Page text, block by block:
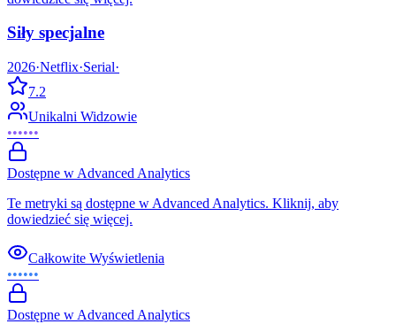
Siły specjalne
2026·Netflix·Serial·
7.2
Unikalni Widzowie
••••••
Dostępne w Advanced Analytics
Te metryki są dostępne w Advanced Analytics. Kliknij, aby
dowiedzieć się więcej.
Całkowite Wyświetlenia
••••••
Dostępne w Advanced Analytics